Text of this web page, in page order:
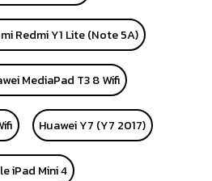
Redmi Y1 Lite (Note 5A)
MediaPad T3 8 Wifi
Huawei Y7 (Y7 2017)
iPad Mini 4